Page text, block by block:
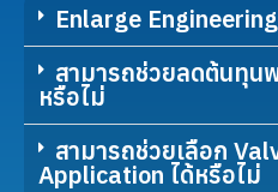
Enlarge
สามารถช่วยลดต้นทุน
หรือไม่
สามารถช่วยเลือก
Application ได้หรือไม่